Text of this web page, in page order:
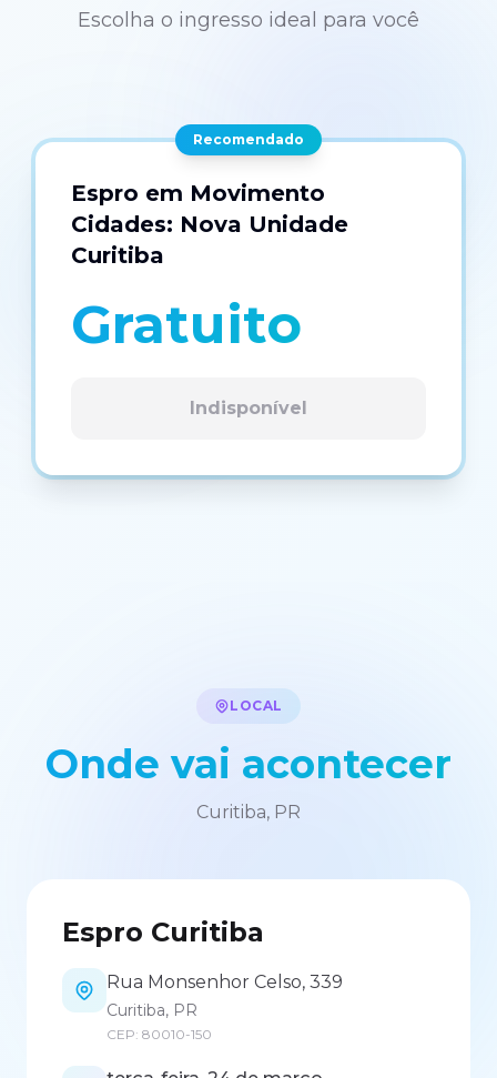
Escolha o ingresso ideal para você
Recomendado
Espro em Movimento
Cidades: Nova Unidade
Curitiba
Gratuito
Indisponível
LOCAL
Onde vai acontecer
Curitiba, PR
Espro Curitiba
Rua Monsenhor Celso, 339
Curitiba, PR
CEP: 80010-150